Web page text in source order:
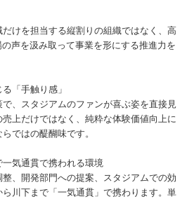
けを担当する縦割りの組織ではなく、高
声を汲み取って事業を形にする推進力を
「手触り感」
、スタジアムのファンが喜ぶ姿を直接見
上だけではなく、純粋な体験価値向上に
ではの醍醐味です。
一気通貫で携われる環境
、開発部門への提案、スタジアムでの効
川下まで「一気通貫」で携わります。単